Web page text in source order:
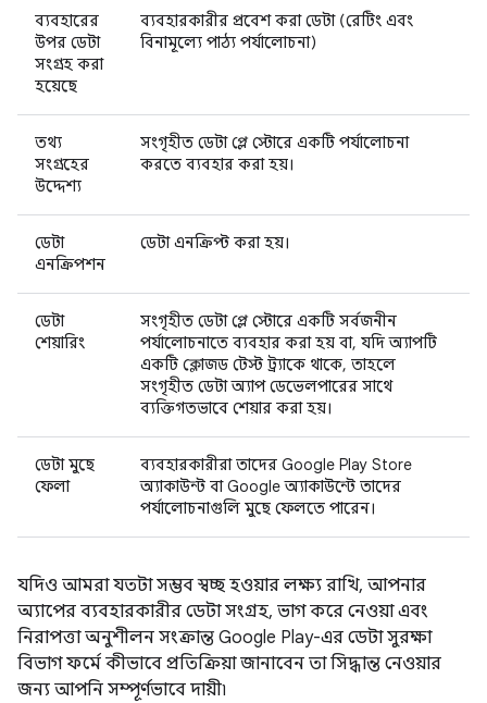
ব্যবহারের
উপর ডেটা
সংগ্রহ করা
হয়েছে
ব্যবহারকারীর প্রবেশ করা ডেটা (রেটিং এবং
বিনামূল্যে পাঠ্য পর্যালোচনা)
তথ্য
সংগ্রহের
উদ্দেশ্য
সংগৃহীত ডেটা প্লে স্টোরে একটি পর্যালোচনা
করতে ব্যবহার করা হয়।
ডেটা
এনক্রিপশন
ডেটা এনক্রিপ্ট করা হয়।
ডেটা
শেয়ারিং
সংগৃহীত ডেটা প্লে স্টোরে একটি সর্বজনীন
পর্যালোচনাতে ব্যবহার করা হয় বা, যদি অ্যাপটি
একটি ক্লোজড টেস্ট ট্র্যাকে থাকে, তাহলে
সংগৃহীত ডেটা অ্যাপ ডেভেলপারের সাথে
ব্যক্তিগতভাবে শেয়ার করা হয়।
ডেটা মুছে
ফেলা
ব্যবহারকারীরা তাদের Google Play Store
অ্যাকাউন্ট বা Google অ্যাকাউন্টে তাদের
পর্যালোচনাগুলি মুছে ফেলতে পারেন।
যদিও আমরা যতটা সম্ভব স্বচ্ছ হওয়ার লক্ষ্য রাখি, আপনার
অ্যাপের ব্যবহারকারীর ডেটা সংগ্রহ, ভাগ করে নেওয়া এবং
নিরাপত্তা অনুশীলন সংক্রান্ত Google Play-এর ডেটা সুরক্ষা
বিভাগ ফর্মে কীভাবে প্রতিক্রিয়া জানাবেন তা সিদ্ধান্ত নেওয়ার
জন্য আপনি সম্পূর্ণভাবে দায়ী৷